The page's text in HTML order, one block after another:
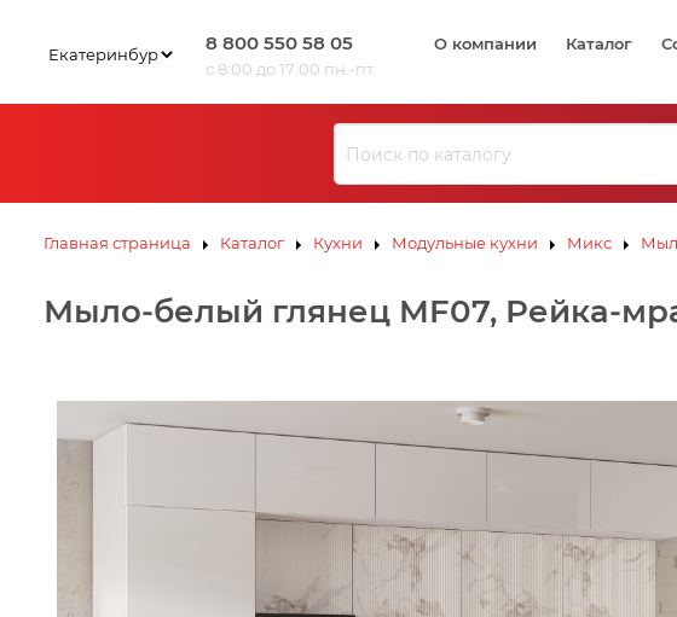
8 800 550 58 05
с 8:00 до 17:00 пн.-пт.
О компании Каталог
Главная страница Каталог Кухни Модульные кухни Микс
Мыло-белый глянец MF07, Рейка-